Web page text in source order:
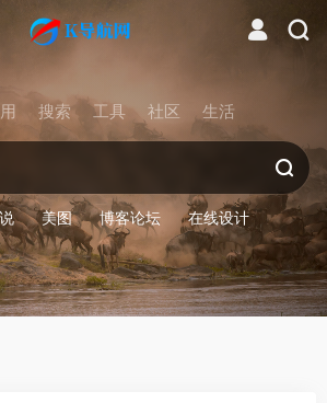
搜索 工具 社区 生活
美图 博客论坛 在线设计